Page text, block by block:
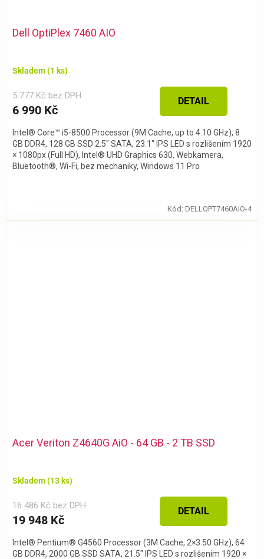
Dell OptiPlex 7460 AIO
Skladem(1 ks)
5 777 Kč bez DPH
6 990 Kč
DETAIL
Intel® Core™ i5-8500 Processor (9M Cache, up to 4.10 GHz), 8
GB DDR4, 128 GB SSD 2.5" SATA, 23.1″ IPS LED s rozlišením 1920
× 1080px (Full HD), Intel® UHD Graphics 630, Webkamera,
Bluetooth®, Wi-Fi, bez mechaniky, Windows 11 Pro
Kód: DELLOPT7460AIO-4
Acer Veriton Z4640G AiO - 64 GB - 2 TB SSD
Skladem(13 ks)
16 486 Kč bez DPH
19 948 Kč
DETAIL
Intel® Pentium® G4560 Processor (3M Cache, 2×3.50 GHz), 64
GB DDR4, 2000 GB SSD SATA, 21.5″ IPS LED s rozlišením 1920 ×